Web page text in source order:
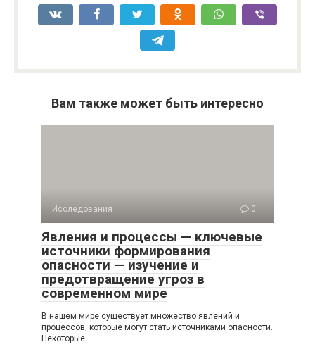
Вам также может быть интересно
Исследования 0
Явления и процессы — ключевые
источники формирования
опасности — изучение и
предотвращение угроз в
современном мире
В нашем мире существует множество явлений и
процессов, которые могут стать источниками опасности.
Некоторые